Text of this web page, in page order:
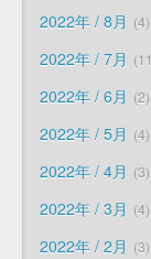
2022年 / 8月 4
2022年 / 7月 11
2022年 / 6月 2
2022年 / 5月 4
2022年 / 4月 3
2022年 / 3月 4
2022年 / 2月 3